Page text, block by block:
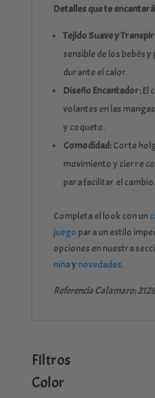
Detalles que te
Tejido Suave y
sensible de los bebés
durante el calor.
Diseño Encantador:El
volantes en las
y coqueto.
Comodidad:Corte
movimiento y cierre
para facilitar el cambio.
Completa el look con un
juego para un estilo
opciones en nuestra
niñay novedades.
Referencia Calamaro:
FIltros
Color